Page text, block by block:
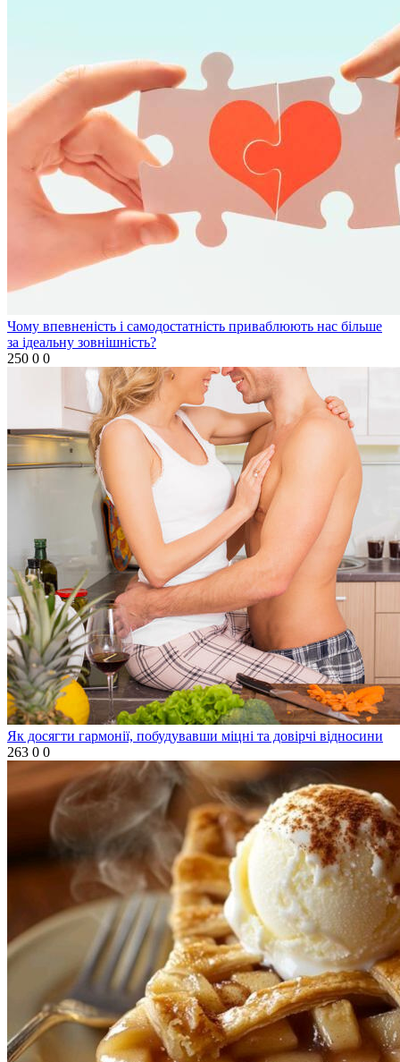
Чому впевненість і самодостатність приваблюють нас більше
за ідеальну зовнішність?
250 0 0
Як досягти гармонії, побудувавши міцні та довірчі відносини
263 0 0